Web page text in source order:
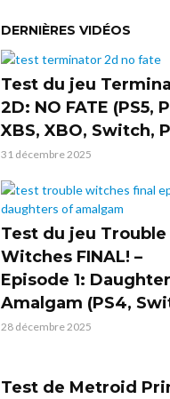
DERNIÈRES VIDÉOS
Test du jeu
2D: NO FATE (PS5,
XBS, XBO, Switch,
31 décembre 2025
Test du jeu Trouble
Witches FINAL! –
Episode 1:
Amalgam (PS4,
28 décembre 2025
Test de Metroid